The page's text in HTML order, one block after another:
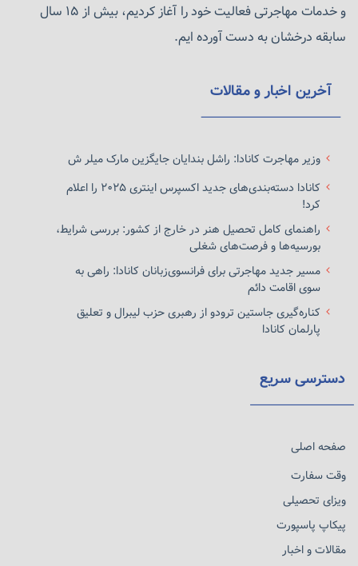
و خدمات مهاجرتی فعالیت خود را آغاز کردیم، بیش از ۱۵ سال
سابقه درخشان به دست آورده ایم.
آخرین اخبار و مقالات
وزیر مهاجرت کانادا: راشل بندایان جایگزین مارک میلر ش
کانادا دسته‌بندی‌های جدید اکسپرس اینتری ۲۰۲۵ را اعلام
کرد!
راهنمای کامل تحصیل هنر در خارج از کشور: بررسی شرایط،
بورسیه‌ها و فرصت‌های شغلی
مسیر جدید مهاجرتی برای فرانسوی‌زبانان کانادا: راهی به
سوی اقامت دائم
کناره‌گیری جاستین ترودو از رهبری حزب لیبرال و تعلیق
پارلمان کانادا
دسترسی سریع
صفحه اصلی
وقت سفارت
ویزای تحصیلی
پیکاپ پاسپورت
مقالات و اخبار